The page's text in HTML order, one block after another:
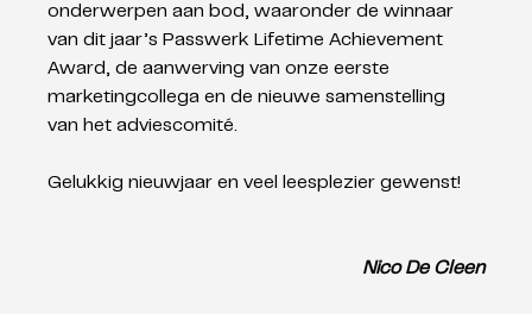
onderwerpen aan bod, waaronder de winnaar
van dit jaar’s Passwerk Lifetime Achievement
Award, de aanwerving van onze eerste
marketingcollega en de nieuwe samenstelling
van het adviescomité.
Gelukkig nieuwjaar en veel leesplezier gewenst!
Nico De Cleen